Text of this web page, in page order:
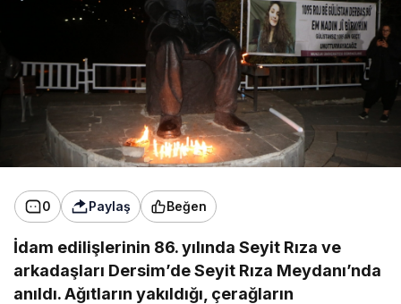
0 Paylaş Beğen
İdam edilişlerinin 86. yılında Seyit Rıza ve
arkadaşları Dersim’de Seyit Rıza Meydanı’nda
anıldı. Ağıtların yakıldığı, çerağların